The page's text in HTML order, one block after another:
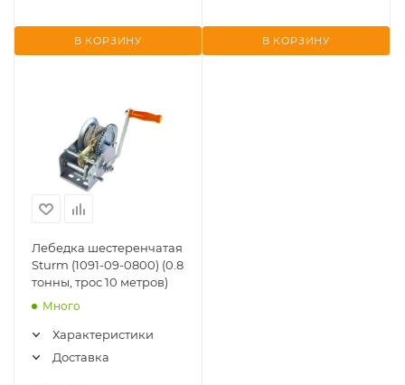
В КОРЗИНУ В КОРЗИНУ
Лебедка шестеренчатая
Sturm (1091-09-0800) (0.8
тонны, трос 10 метров)
Много
Характеристики
Доставка